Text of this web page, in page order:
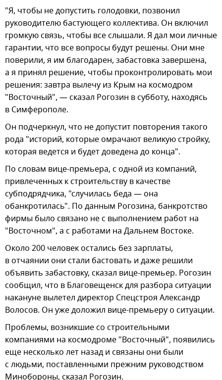
"Я, чтобы не допустить голодовки, позвонил
руководителю бастующего коллектива. Он включил
громкую связь, чтобы все слышали. Я дал мои личные
гарантии, что все вопросы будут решены. Они мне
поверили, я им благодарен, забастовка завершена,
а я принял решение, чтобы проконтролировать мои
решения: завтра вылечу из Крым на космодром
"Восточный", — сказал Рогозин в субботу, находясь
в Симферополе.
Он подчеркнул, что не допустит повторения такого
рода "историй, которые омрачают великую стройку,
которая ведется и будет доведена до конца".
По словам вице-премьера, с одной из компаний,
привлеченных к строительству в качестве
субподрядчика, "случилась беда — она
обанкротилась". По данным Рогозина, банкротство
фирмы было связано не с выполнением работ на
"Восточном", а с работами на Дальнем Востоке.
Около 200 человек остались без зарплаты,
в отчаянии они стали бастовать и даже решили
объявить забастовку, сказал вице-премьер. Рогозин
сообщил, что в Благовещенск для разбора ситуации
накануне вылетел директор Спецстроя Александр
Волосов. Он уже доложил вице-премьеру о ситуации.
Проблемы, возникшие со строительными
компаниями на космодроме "Восточный", появились
еще несколько лет назад и связаны они были
с людьми, поставленными прежним руководством
Минобороны, сказал Рогозин.